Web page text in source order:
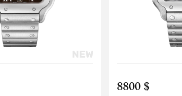
8800 $